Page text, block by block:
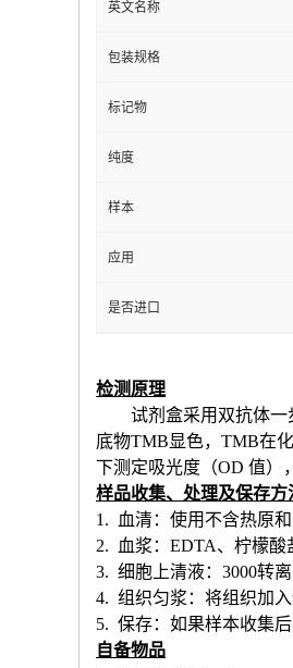
英文名称
包装规格
标记物
纯度
样本
应用
是否进口
检测原理
试剂盒采用双抗体
底物TMB显色，TMB在
下测定吸光度（OD 值）
样品收集、处理及保存方
1. 血清：使用不含热原
2. 血浆：EDTA、柠檬酸
3. 细胞上清液：3000转
4. 组织匀浆：将组织加入
5. 保存：如果样本收集
自备物品